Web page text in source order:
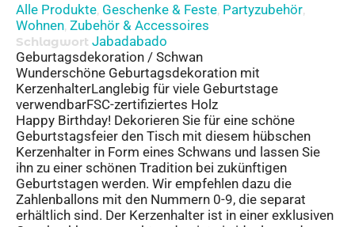
Alle Produkte, Geschenke & Feste, Partyzubehör,
Wohnen, Zubehör & Accessoires
Schlagwort Jabadabado
Geburtagsdekoration / Schwan
Wunderschöne Geburtagsdekoration mit
KerzenhalterLanglebig für viele Geburtstage
verwendbarFSC-zertifiziertes Holz
Happy Birthday! Dekorieren Sie für eine schöne
Geburtstagsfeier den Tisch mit diesem hübschen
Kerzenhalter in Form eines Schwans und lassen Sie
ihn zu einer schönen Tradition bei zukünftigen
Geburtstagen werden. Wir empfehlen dazu die
Zahlenballons mit den Nummern 0-9, die separat
erhältlich sind. Der Kerzenhalter ist in einer exklusiven